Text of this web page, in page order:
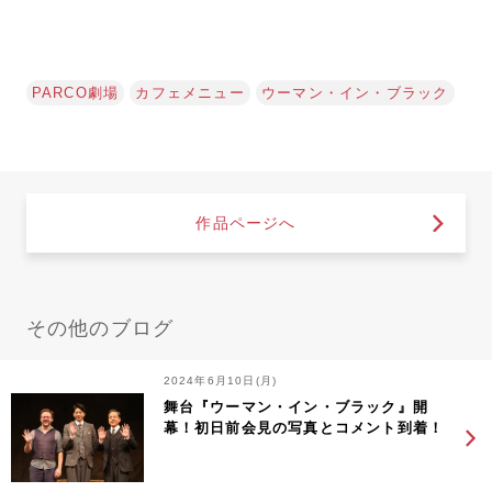
PARCO劇場 カフェメニュー ウーマン・イン・ブラック
作品ページへ
その他のブログ
2024年6月10日(月)
舞台『ウーマン・イン・ブラック』開
幕！初日前会見の写真とコメント到着！